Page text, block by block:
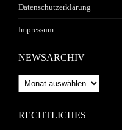
Datenschutzerklärung
Impressum
NEWSARCHIV
Newsarchiv
RECHTLICHES